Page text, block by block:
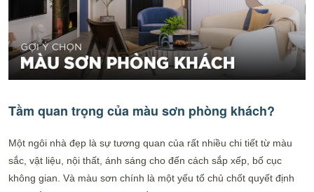
Tầm quan trọng của màu sơn phòng khách?
Một ngôi nhà đẹp là sự tương quan của rất nhiều chi tiết từ màu
sắc, vật liệu, nội thất, ánh sáng cho đến cách sắp xếp, bố cục
không gian. Và màu sơn chính là một yếu tố chủ chốt quyết định